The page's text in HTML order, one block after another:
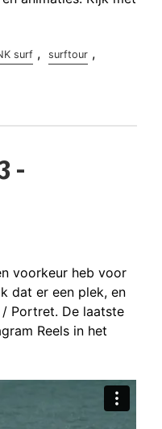
surf , surftour ,
-
voorkeur heb voor
dat er een plek, en
Portret. De laatste
Reels in het